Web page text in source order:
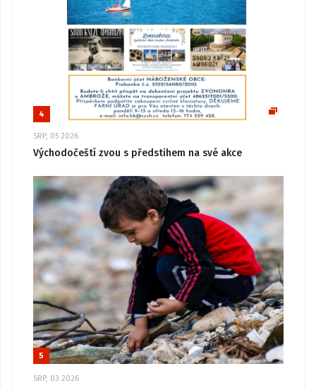
4
SRP, 05 2026
Východočeští zvou s předstihem na své akce
5
SRP, 03 2026